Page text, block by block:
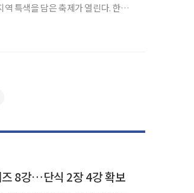
특색을 담은 축제가 열린다. 한국
즈 8강…단식 2장 4강 확보